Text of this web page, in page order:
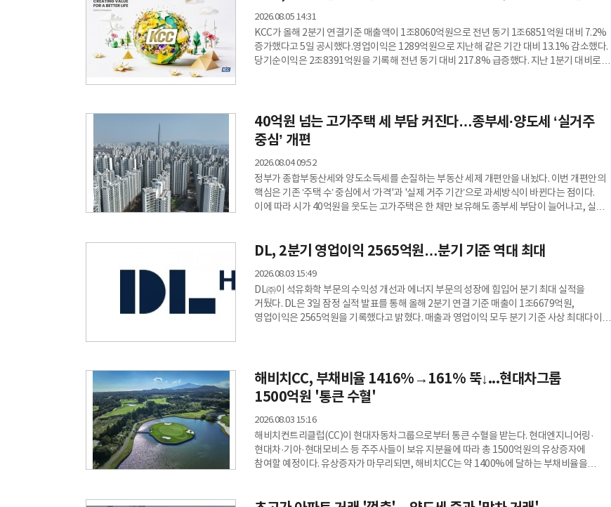
정보성 콘텐츠에 자연스
2026.08.05 14:31
KCC가 올해 2분기 연결기준 매출액이 1조8060억원으로 전년 동기 1조6851억원 대비 7.2%
증가했다고 5일 공시했다.영업이익은 1289억원으로 지난해 같은 기간 대비 13.1% 감소했다.
당기순이익은 2조8391억원을 기록해 전년 동기 대비 217.8% 급증했다. 지난 1분기 대비로는
40억원 넘는 고가주택 세 부담 커진다…종부세·양도세 ‘실거주
중심’ 개편
2026.08.04 09:52
정부가 종합부동산세와 양도소득세를 손질하는 부동산 세제 개편안을 내놨다. 이번 개편안의
핵심은 기존 ‘주택 수’ 중심에서 ‘가격'과 '실제 거주 기간’으로 과세방식이 바뀐다는 점이다.
이에 따라 시가 40억원을 웃도는 고가주택은 한 채만 보유해도 종부세 부담이 늘어나고, 실제
열고 이런 내용을 담은 ‘2026년 세제개편안’을 확정했다. 개편안은 입법예고와 국무회의를
DL, 2분기 영업이익 2565억원…분기 기준 역대 최대
2026.08.03 15:49
DL㈜이 석유화학 부문의 수익성 개선과 에너지 부문의 성장에 힘입어 분기 최대 실적을
거뒀다. DL은 3일 잠정 실적 발표를 통해 올해 2분기 연결 기준 매출이 1조6679억원,
영업이익은 2565억원을 기록했다고 밝혔다. 매출과 영업이익 모두 분기 기준 사상 최대다이는
효과를 냈다는 게 회사 측 설명이다.중동 정세의 영향으로 제품 가격이 오르고 원료와 제품 간
가격 차이인 스프레드
해비치CC, 부채비율 1416%→161% 뚝↓...현대차그룹
1500억원 '통큰 수혈'
2026.08.03 15:16
해비치컨트리클럽(CC)이 현대자동차그룹으로부터 통큰 수혈을 받는다. 현대엔지니어링·
현대차·기아·현대모비스 등 주주사들이 보유 지분율에 따라 총 1500억원의 유상증자에
참여할 예정이다. 유상증자가 마무리되면, 해비치CC는 약 1400%에 달하는 부채비율을